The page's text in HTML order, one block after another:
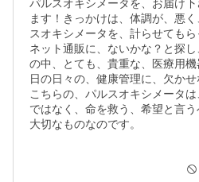
パルスオキシメータを、お届け
ます！きっかけは、体調が、悪
スオキシメータを、計らせてもら
ネット通販に、ないかな？と探
の中、とても、貴重な、医療用
日の日々の、健康管理に、欠かせ
こちらの、パルスオキシメータ
ではなく、命を救う、希望と言う
大切なものなのです。